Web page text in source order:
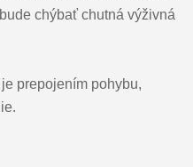
chýbať chutná výživná
prepojením pohybu,